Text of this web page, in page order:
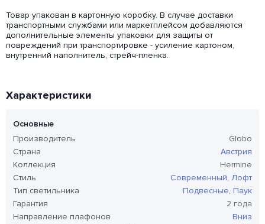
Товар упакован в картонную коробку. В случае доставки
транспортными службами или маркетплейсом добавляются
дополнительные элементы упаковки для защиты от
повреждений при транспортировке - усиление картоном,
внутренний наполнитель, стрейч-пленка.
Характеристики
Основные
Производитель
Globo
Страна
Австрия
Коллекция
Hermine
Стиль
Современный, Лофт
Тип светильника
Подвесные, Паук
Гарантия
2 года
Направление плафонов
Вниз